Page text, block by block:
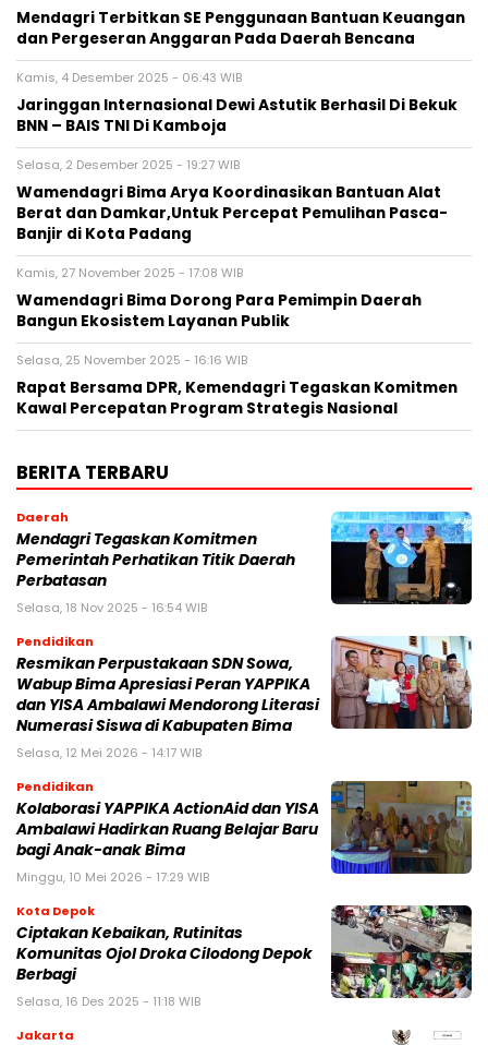
Mendagri Terbitkan SE Penggunaan Bantuan Keuangan
dan Pergeseran Anggaran Pada Daerah Bencana
Kamis, 4 Desember 2025 - 06:43 WIB
Jaringgan Internasional Dewi Astutik Berhasil Di Bekuk
BNN – BAIS TNI Di Kamboja
Selasa, 2 Desember 2025 - 19:27 WIB
Wamendagri Bima Arya Koordinasikan Bantuan Alat
Berat dan Damkar,Untuk Percepat Pemulihan Pasca-
Banjir di Kota Padang
Kamis, 27 November 2025 - 17:08 WIB
Wamendagri Bima Dorong Para Pemimpin Daerah
Bangun Ekosistem Layanan Publik
Selasa, 25 November 2025 - 16:16 WIB
Rapat Bersama DPR, Kemendagri Tegaskan Komitmen
Kawal Percepatan Program Strategis Nasional
BERITA TERBARU
Daerah
Mendagri Tegaskan Komitmen
Pemerintah Perhatikan Titik Daerah
Perbatasan
Selasa, 18 Nov 2025 - 16:54 WIB
Pendidikan
Resmikan Perpustakaan SDN Sowa,
Wabup Bima Apresiasi Peran YAPPIKA
dan YISA Ambalawi Mendorong Literasi
Numerasi Siswa di Kabupaten Bima
Selasa, 12 Mei 2026 - 14:17 WIB
Pendidikan
Kolaborasi YAPPIKA ActionAid dan YISA
Ambalawi Hadirkan Ruang Belajar Baru
bagi Anak-anak Bima
Minggu, 10 Mei 2026 - 17:29 WIB
Kota Depok
Ciptakan Kebaikan, Rutinitas
Komunitas Ojol Droka Cilodong Depok
Berbagi
Selasa, 16 Des 2025 - 11:18 WIB
Jakarta